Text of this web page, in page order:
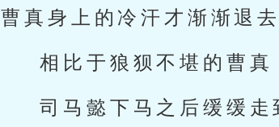
曹真身上的冷汗才渐渐退
相比于狼狈不堪的曹真
司马懿下马之后缓缓走